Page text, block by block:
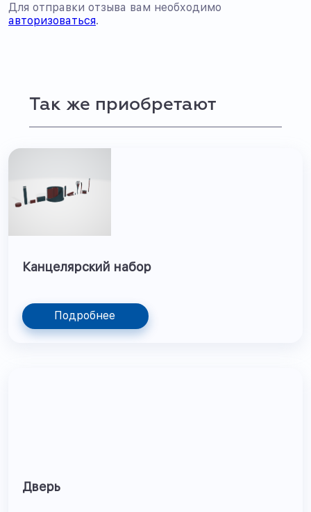
Для отправки отзыва вам необходимо
авторизоваться.
Так же приобретают
Канцелярский набор
Подробнее
Дверь